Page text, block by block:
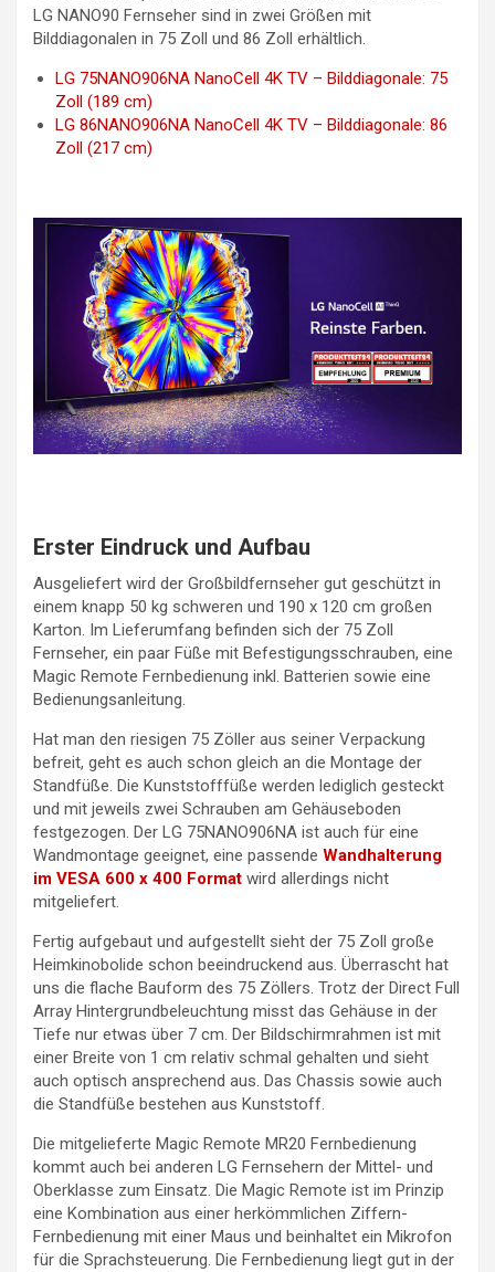
LG NANO90 Fernseher sind in zwei Größen mit
Bilddiagonalen in 75 Zoll und 86 Zoll erhältlich.
LG 75NANO906NA NanoCell 4K TV – Bilddiagonale: 75
Zoll (189 cm)
LG 86NANO906NA NanoCell 4K TV – Bilddiagonale: 86
Zoll (217 cm)
Erster Eindruck und Aufbau
Ausgeliefert wird der Großbildfernseher gut geschützt in
einem knapp 50 kg schweren und 190 x 120 cm großen
Karton. Im Lieferumfang befinden sich der 75 Zoll
Fernseher, ein paar Füße mit Befestigungsschrauben, eine
Magic Remote Fernbedienung inkl. Batterien sowie eine
Bedienungsanleitung.
Hat man den riesigen 75 Zöller aus seiner Verpackung
befreit, geht es auch schon gleich an die Montage der
Standfüße. Die Kunststofffüße werden lediglich gesteckt
und mit jeweils zwei Schrauben am Gehäuseboden
festgezogen. Der LG 75NANO906NA ist auch für eine
Wandmontage geeignet, eine passende Wandhalterung
im VESA 600 x 400 Format wird allerdings nicht
mitgeliefert.
Fertig aufgebaut und aufgestellt sieht der 75 Zoll große
Heimkinobolide schon beeindruckend aus. Überrascht hat
uns die flache Bauform des 75 Zöllers. Trotz der Direct Full
Array Hintergrundbeleuchtung misst das Gehäuse in der
Tiefe nur etwas über 7 cm. Der Bildschirmrahmen ist mit
einer Breite von 1 cm relativ schmal gehalten und sieht
auch optisch ansprechend aus. Das Chassis sowie auch
die Standfüße bestehen aus Kunststoff.
Die mitgelieferte Magic Remote MR20 Fernbedienung
kommt auch bei anderen LG Fernsehern der Mittel- und
Oberklasse zum Einsatz. Die Magic Remote ist im Prinzip
eine Kombination aus einer herkömmlichen Ziffern-
Fernbedienung mit einer Maus und beinhaltet ein Mikrofon
für die Sprachsteuerung. Die Fernbedienung liegt gut in der